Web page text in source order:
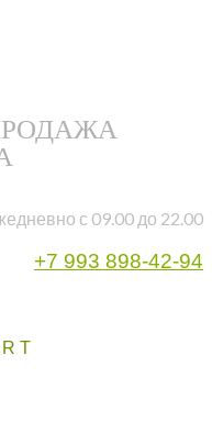
с 09.00 до 22.00
+7 993 898-42-94
R T